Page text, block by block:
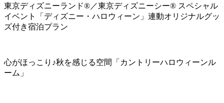
東京ディズニーランド®／東京ディズニーシー® スペシャル
イベント「ディズニー・ハロウィーン」連動オリジナルグッ
ズ付き宿泊プラン
心がほっこり♪秋を感じる空間「カントリーハロウィーンル
ーム」